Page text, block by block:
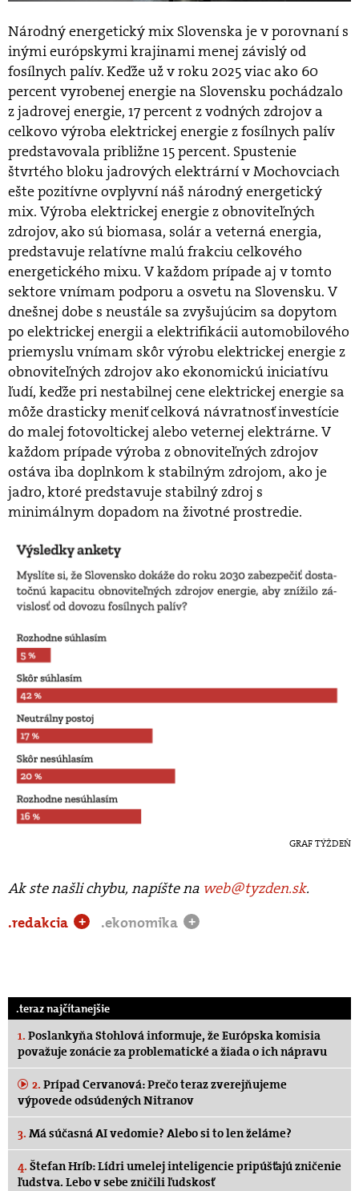
Národný energetický mix Slovenska je v porovnaní s
inými európskymi krajinami menej závislý od
fosílnych palív. Keďže už v roku 2025 viac ako 60
percent vyrobenej energie na Slovensku pochádzalo
z jadrovej energie, 17 percent z vodných zdrojov a
celkovo výroba elektrickej energie z fosílnych palív
predstavovala približne 15 percent. Spustenie
štvrtého bloku jadrových elektrární v Mochovciach
ešte pozitívne ovplyvní náš národný energetický
mix. Výroba elektrickej energie z obnoviteľných
zdrojov, ako sú biomasa, solár a veterná energia,
predstavuje relatívne malú frakciu celkového
energetického mixu. V každom prípade aj v tomto
sektore vnímam podporu a osvetu na Slovensku. V
dnešnej dobe s neustále sa zvyšujúcim sa dopytom
po elektrickej energii a elektrifikácii automobilového
priemyslu vnímam skôr výrobu elektrickej energie z
obnoviteľných zdrojov ako ekonomickú iniciatívu
ľudí, keďže pri nestabilnej cene elektrickej energie sa
môže drasticky meniť celková návratnosť investície
do malej fotovoltickej alebo veternej elektrárne. V
každom prípade výroba z obnoviteľných zdrojov
ostáva iba doplnkom k stabilným zdrojom, ako je
jadro, ktoré predstavuje stabilný zdroj s
minimálnym dopadom na životné prostredie.
GRAF TÝŽDEŇ
Ak ste našli chybu, napíšte na web@tyzden.sk.
.redakcia
+ .ekonomika +
.teraz najčítanejšie
1. Poslankyňa Stohlová informuje, že Európska komisia
považuje zonácie za problematické a žiada o ich nápravu
2. Prípad Cervanová: Prečo teraz zverejňujeme
výpovede odsúdených Nitranov
3. Má súčasná AI vedomie? Alebo si to len želáme?
4. Štefan Hríb: Lídri umelej inteligencie pripúšťajú zničenie
ľudstva. Lebo v sebe zničili ľudskosť